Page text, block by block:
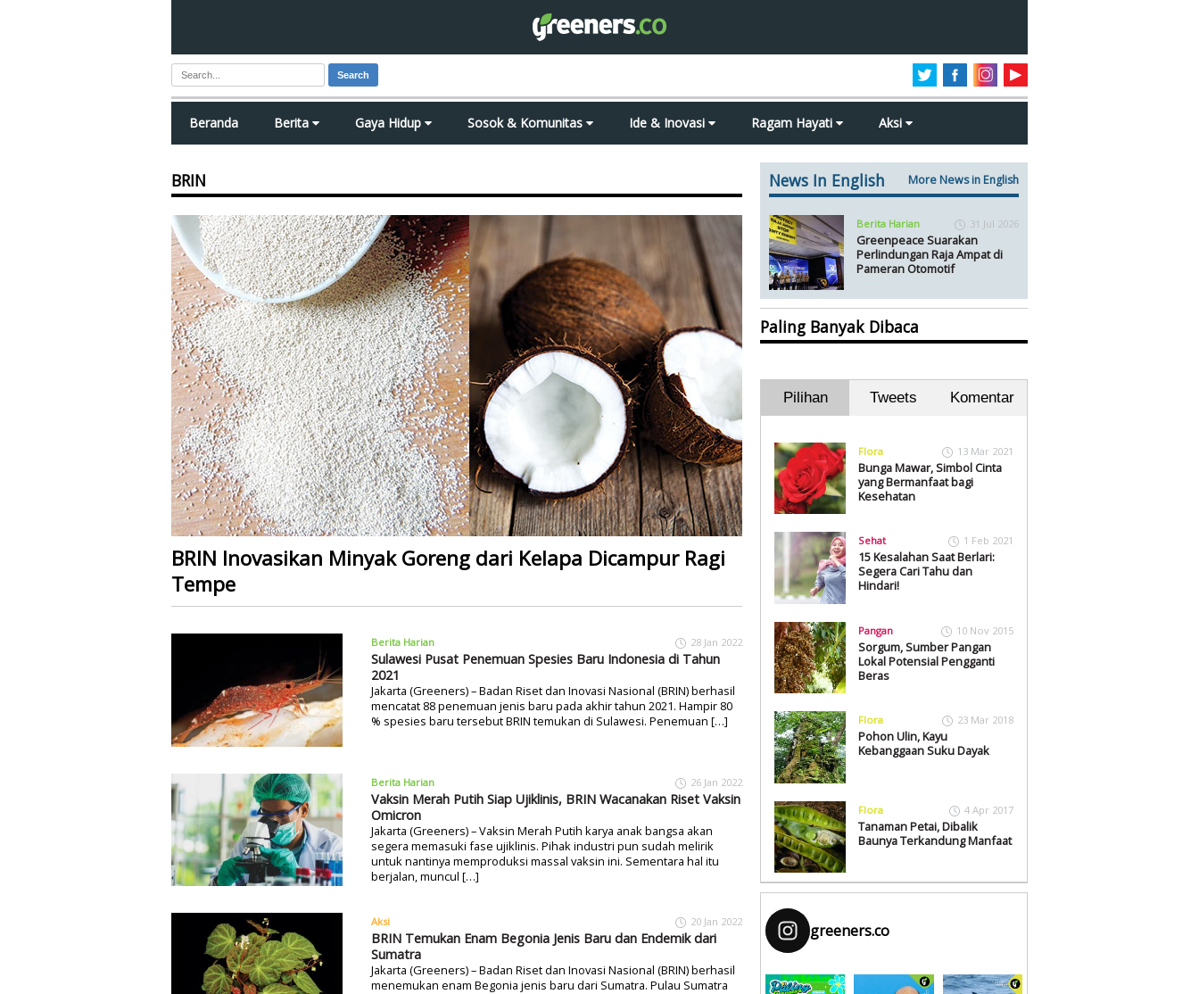
Search
Beranda Berita Gaya Hidup Sosok & Komunitas Ide & Inovasi Ragam Hayati Aksi
BRIN
BRIN Inovasikan Minyak Goreng dari Kelapa Dicampur Ragi
Tempe
Berita Harian 28 Jan 2022
Sulawesi Pusat Penemuan Spesies Baru Indonesia di Tahun
2021
Jakarta (Greeners) – Badan Riset dan Inovasi Nasional (BRIN) berhasil
mencatat 88 penemuan jenis baru pada akhir tahun 2021. Hampir 80
% spesies baru tersebut BRIN temukan di Sulawesi. Penemuan […]
Berita Harian 26 Jan 2022
Vaksin Merah Putih Siap Ujiklinis, BRIN Wacanakan Riset Vaksin
Omicron
Jakarta (Greeners) – Vaksin Merah Putih karya anak bangsa akan
segera memasuki fase ujiklinis. Pihak industri pun sudah melirik
untuk nantinya memproduksi massal vaksin ini. Sementara hal itu
berjalan, muncul […]
Aksi 20 Jan 2022
BRIN Temukan Enam Begonia Jenis Baru dan Endemik dari
Sumatra
Jakarta (Greeners) – Badan Riset dan Inovasi Nasional (BRIN) berhasil
menemukan enam Begonia jenis baru dari Sumatra. Pulau Sumatra
News In English More News in English
Berita Harian 31 Jul 2026
Greenpeace Suarakan
Perlindungan Raja Ampat di
Pameran Otomotif
Paling Banyak Dibaca
Pilihan Tweets Komentar
Flora 13 Mar 2021
Bunga Mawar, Simbol Cinta
yang Bermanfaat bagi
Kesehatan
Sehat 1 Feb 2021
15 Kesalahan Saat Berlari:
Segera Cari Tahu dan
Hindari!
Pangan 10 Nov 2015
Sorgum, Sumber Pangan
Lokal Potensial Pengganti
Beras
Flora 23 Mar 2018
Pohon Ulin, Kayu
Kebanggaan Suku Dayak
Flora 4 Apr 2017
Tanaman Petai, Dibalik
Baunya Terkandung Manfaat
greeners.co